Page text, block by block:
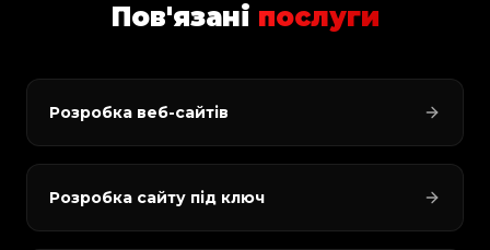
Пов'язані послуги
Розробка веб-сайтів
Розробка сайту під ключ